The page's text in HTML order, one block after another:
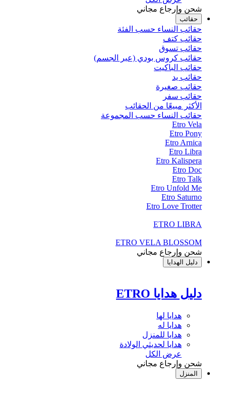
شحن وإرجاع مجاني
حقائب
حقائب النساء حسب الفئة
حقائب كتف
حقائب تسوق
حقائب كروس بودي (عبر الجسم)
حقائب الباكيت
حقائب يد
حقائب صغيرة
حقائب سفر
الأكثر مبيعًا من الحقائب
حقائب النساء حسب المجموعة
Etro Vela
Etro Pony
Etro Arnica
Etro Libra
Etro Kalispera
Etro Doc
Etro Talk
Etro Unfold Me
Etro Saturno
Etro Love Trotter
ETRO LIBRA
ETRO VELA BLOSSOM
شحن وإرجاع مجاني
دليل الهدايا
دليل هدايا ETRO
هدايا لها
هدايا له
هدايا للمنزل
هدايا لحديثي الولادة
عرض الكل
شحن وإرجاع مجاني
المنزل